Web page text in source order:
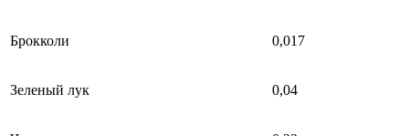
Брокколи 0,017
Зеленый лук 0,04